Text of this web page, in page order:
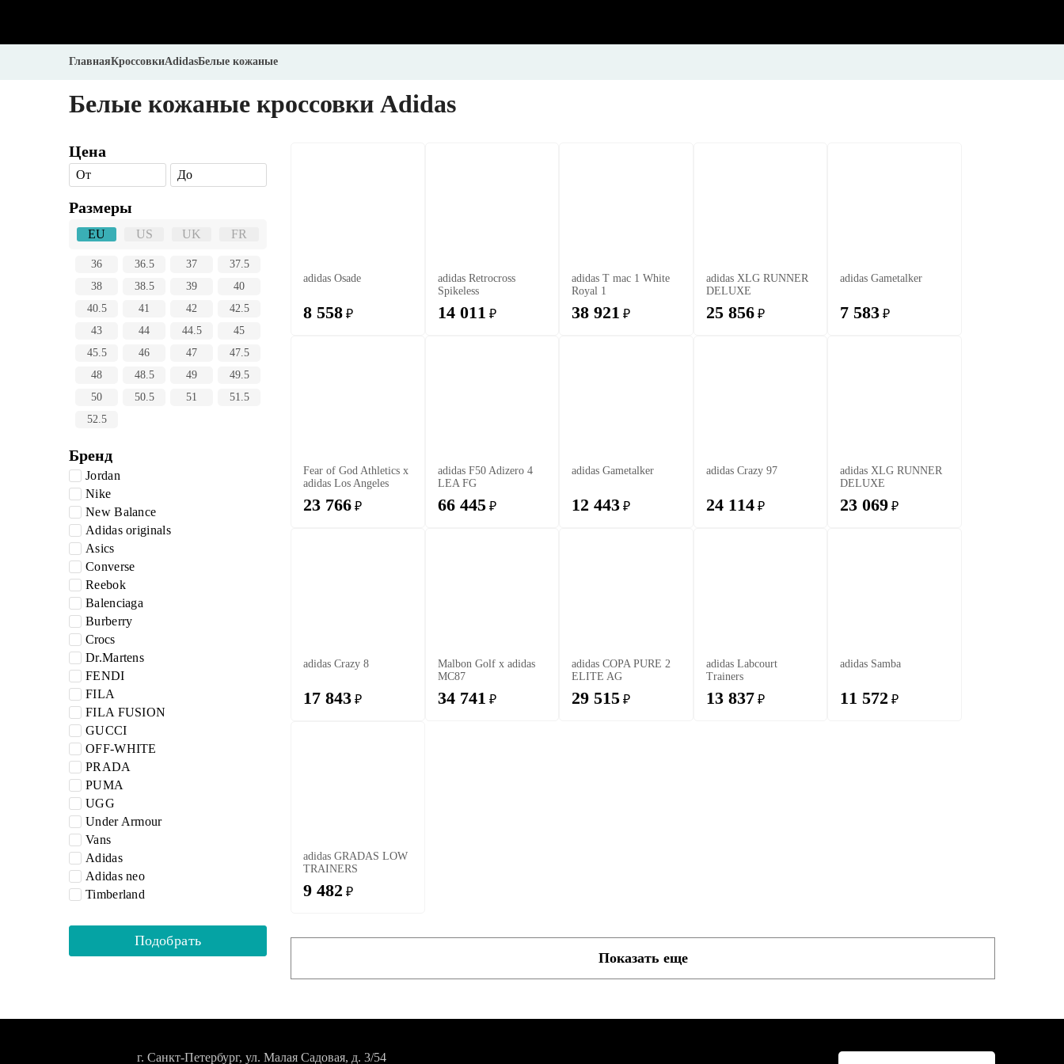
ГлавнаяКроссовкиAdidasБелые кожаные
Белые кожаные кроссовки Adidas
Цена
От До
Размеры
EU US UK FR
36 36.5 37
37.5
38
38.5 39
40
40.5
41 42
42.5
43
44 44.5
45
45.5
46 47
47.5
48
48.5 49
49.5
50
50.5 51
51.5
52.5
Бренд
Jordan
Nike
New Balance
Adidas originals
Asics
Converse
Reebok
Balenciaga
Burberry
Crocs
Dr.Martens
FENDI
FILA
FILA FUSION
GUCCI
OFF-WHITE
PRADA
PUMA
UGG
Under Armour
Vans
Adidas
Adidas neo
Timberland
adidas Osade
8 558 ₽
adidas Retrocross
Spikeless
14 011 ₽
adidas T mac 1 White
Royal 1
38 921 ₽
adidas XLG RUNNER
DELUXE
25 856₽
adidas Gametalker
7 583 ₽
Fear of God Athletics x
adidas Los Angeles
23 766 ₽
adidas F50 Adizero 4
LEA FG
66 445₽
adidas Gametalker
12 443 ₽
adidas Crazy 97
24 114₽
adidas XLG RUNNER
DELUXE
23 069 ₽
adidas Crazy 8
17 843 ₽
Malbon Golf x adidas
MC87
34 741 ₽
adidas COPA PURE 2
ELITE AG
29 515 ₽
adidas Labcourt
Trainers
13 837 ₽
adidas Samba
11 572 ₽
adidas GRADAS LOW
TRAINERS
9 482 ₽
Показать еще
г. Санкт-Петербург, ул. Малая Садовая, д. 3/54